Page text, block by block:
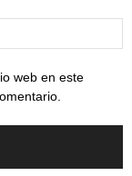
web en este